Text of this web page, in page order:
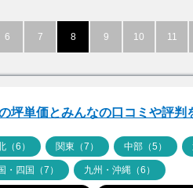
6 7 8 9 10 11
坪単価とみんなの口コミや評判
（6） 関東（7） 中部（5）
・四国（7） 九州・沖縄（6）